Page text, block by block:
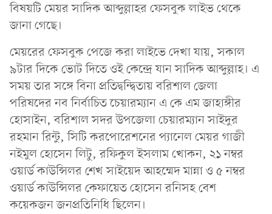
বিষয়টি মেয়র সাদিক আব্দুল্লাহর ফেসবুক লাইভ থেকে
জানা গেছে।
মেয়রের ফেসবুক পে‌জে করা লাই‌ভে দেখা যায়, সকাল
৯টার দি‌কে ভো‌ট দি‌তে ওই কে‌ন্দ্রে যান সা‌দিক আব্দুল্লাহ। এ
সময় তার সঙ্গে বিনা প্রতিদ্বন্দ্বিতায় ব‌রিশাল জেলা
প‌রিষদের নব নির্বা‌চিত ‌চেয়ারম্যান এ কে এম জাহাঙ্গীর
হোসাইন, ব‌রিশাল সদর উপ‌জেলা চেয়ারম্যান সাইদুর
রহমান রিন্টু, সি‌টি কর‌পো‌রেশ‌নের প্যানেল মেয়র গাজী
নইমুল হো‌সেন লিটু, র‌ফিকুল ইসলাম খোকন, ২১ নম্বর
ওয়ার্ড কাউ‌ন্সিলর শেখ সাই‌য়েদ আহ‌ম্মেদ মান্না ও ৫ নম্বর
ওয়ার্ড কাউ‌ন্সিলর কেফা‌য়েত হো‌সেন র‌নিসহ বেশ
ক‌য়েকজন জনপ্রতি‌নি‌ধি ছি‌লেন।